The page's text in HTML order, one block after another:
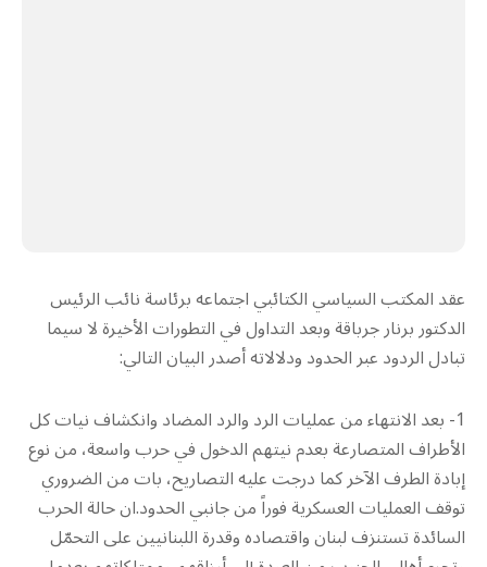
عقد المكتب السياسي الكتائبي اجتماعه برئاسة نائب الرئيس
الدكتور برنار جرباقة وبعد التداول في التطورات الأخيرة لا سيما
تبادل الردود عبر الحدود ودلالاته أصدر البيان التالي:
1- بعد الانتهاء من عمليات الرد والرد المضاد وانكشاف نيات كل
الأطراف المتصارعة بعدم نيتهم الدخول في حرب واسعة، من نوع
إبادة الطرف الآخر كما درجت عليه التصاريح، بات من الضروري
توقف العمليات العسكرية فوراً من جانبي الحدود.ان حالة الحرب
السائدة تستنزف لبنان واقتصاده وقدرة اللبنانيين على التحمّل